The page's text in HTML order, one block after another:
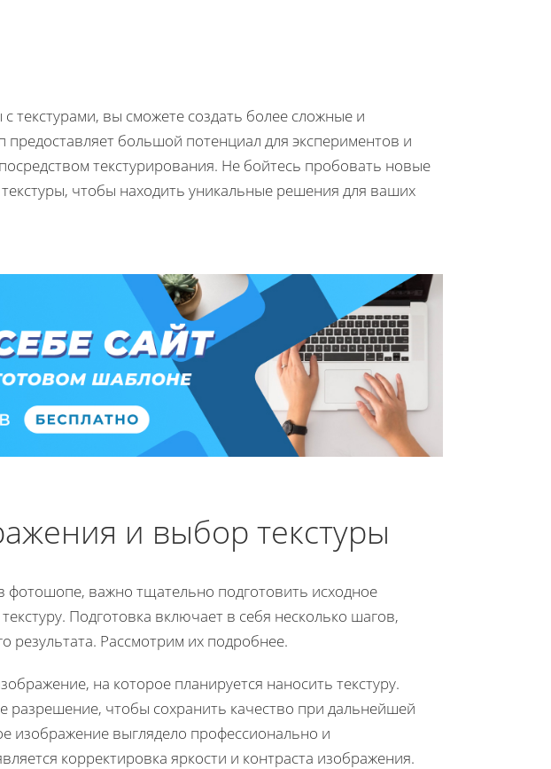
вы сможете создать более сложные и
большой потенциал для экспериментов и
текстурирования. Не бойтесь пробовать новые
чтобы находить уникальные решения для ваших
и выбор текстуры
фотошопе, важно тщательно подготовить исходное
Подготовка включает в себя несколько шагов,
результата. Рассмотрим их подробнее.
на которое планируется наносить текстуру.
разрешение, чтобы сохранить качество при дальнейшей
изображение выглядело профессионально и
корректировка яркости и контраста изображения.